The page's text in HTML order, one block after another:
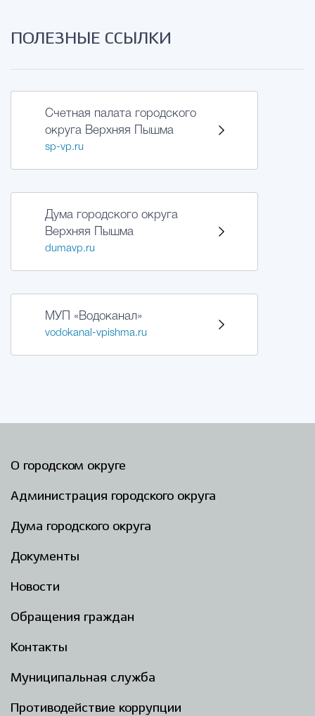
ПОЛЕЗНЫЕ ССЫЛКИ
Счетная палата городского
округа Верхняя Пышма
sp-vp.ru
Дума городского округа
Верхняя Пышма
dumavp.ru
МУП «Водоканал»
vodokanal-vpishma.ru
О городском округе
Администрация городского округа
Дума городского округа
Документы
Новости
Обращения граждан
Контакты
Муниципальная служба
Противодействие коррупции